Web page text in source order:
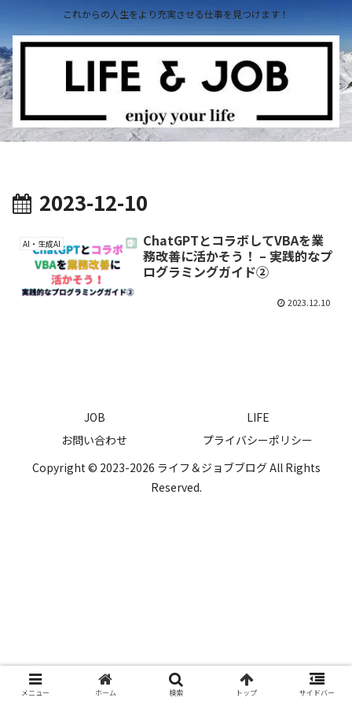
これからの人生をより充実させる仕事を見つけます！
2023-12-10
AI・生成AI
ChatGPTとコラボしてVBAを業
務改善に活かそう！ – 実践的なプ
ログラミングガイド②
2023.12.10
JOB
LIFE
お問い合わせ
プライバシーポリシー
Copyright © 2023-2026 ライフ＆ジョブブログ All Rights
Reserved.
メニュー ホーム 検索 トップ サイドバー